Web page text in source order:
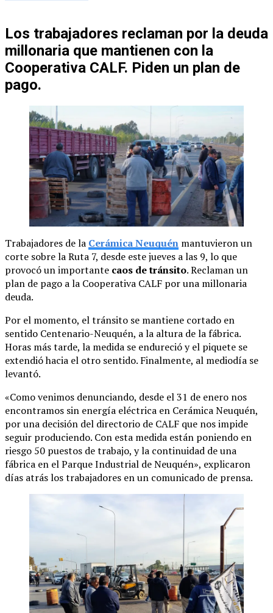
Los trabajadores reclaman por la deuda
millonaria que mantienen con la
Cooperativa CALF. Piden un plan de
pago.
Trabajadores de la Cerámica Neuquén mantuvieron un
corte sobre la Ruta 7, desde este jueves a las 9, lo que
provocó un importante caos de tránsito. Reclaman un
plan de pago a la Cooperativa CALF por una millonaria
deuda.
Por el momento, el tránsito se mantiene cortado en
sentido Centenario-Neuquén, a la altura de la fábrica.
Horas más tarde, la medida se endureció y el piquete se
extendió hacia el otro sentido. Finalmente, al mediodía se
levantó.
«Como venimos denunciando, desde el 31 de enero nos
encontramos sin energía eléctrica en Cerámica Neuquén,
por una decisión del directorio de CALF que nos impide
seguir produciendo. Con esta medida están poniendo en
riesgo 50 puestos de trabajo, y la continuidad de una
fábrica en el Parque Industrial de Neuquén», explicaron
días atrás los trabajadores en un comunicado de prensa.